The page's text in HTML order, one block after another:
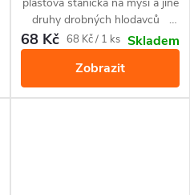
druhy drobných hlodavců
1 ks lepová past k odchytu
lezoucího hmyzu (švábi,
mravenci, a další příbuzný
hmyz)
68 Kč Měrná
68 Kč / 1 ks Skladem
Zobrazit